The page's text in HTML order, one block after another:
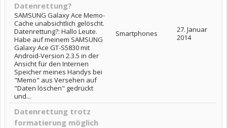
Datenrettung?
SAMSUNG Galaxy Ace Memo-
Cache unabsichtlich gelöscht.
Datenrettung?: Hallo Leute.
Habe auf meinem SAMSUNG
Galaxy Ace GT-S5830 mit
Android-Version 2.3.5 in der
Ansicht für den Internen
Speicher meines Handys bei
"Memo" aus Versehen auf
"Daten löschen" gedrückt
und...
Smartphones
27. Januar
2014
Datenrettung trotz
formatierung möglich